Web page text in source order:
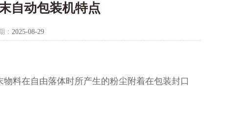
自动包装机特点
： 2025-08-29
料在自由落体时所产生的粉尘附着在包装封口